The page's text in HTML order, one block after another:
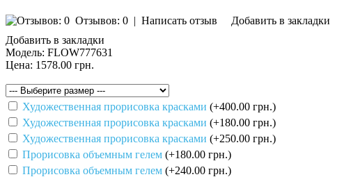
Отзывов: 0 | Написать отзыв
Добавить в закладки
Добавить в закладки
Модель: FLOW777631
Цена: 1578.00 грн.
Художественная прорисовка красками (+400.00 грн.)
Художественная прорисовка красками (+180.00 грн.)
Художественная прорисовка красками (+250.00 грн.)
Прорисовка объемным гелем (+180.00 грн.)
Прорисовка объемным гелем (+240.00 грн.)